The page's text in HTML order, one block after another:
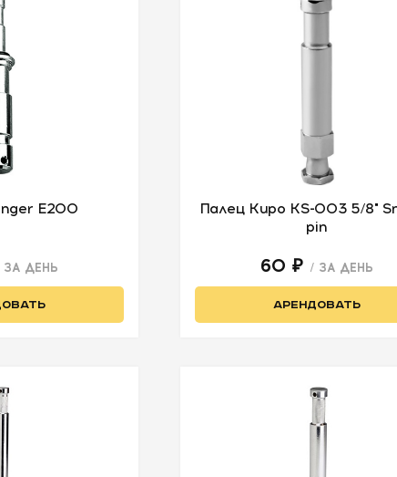
E200
ЗА ДЕНЬ
Палец Kupo KS-003 5/8"
pin
60 ₽ / ЗА ДЕНЬ
АРЕНДОВАТЬ